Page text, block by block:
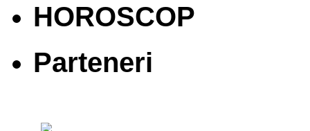
HOROSCOP
Parteneri